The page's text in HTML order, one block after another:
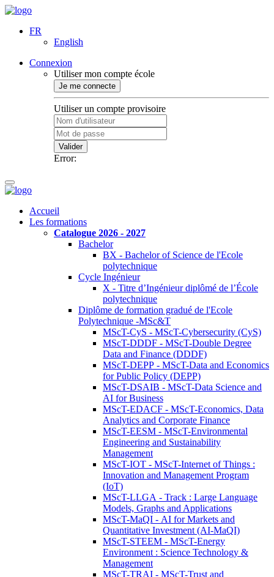
FR
English
Connexion
Utiliser mon compte école
Je me connecte
Utiliser un compte provisoire
Valider
Error:
Accueil
Les formations
Catalogue 2026 - 2027
Bachelor
BX - Bachelor of Science de l'Ecole
polytechnique
Cycle Ingénieur
X - Titre d’Ingénieur diplômé de l’École
polytechnique
Diplôme de formation gradué de l'Ecole
Polytechnique -MSc&T
MScT-CyS - MScT-Cybersecurity (CyS)
MScT-DDDF - MScT-Double Degree
Data and Finance (DDDF)
MScT-DEPP - MScT-Data and Economics
for Public Policy (DEPP)
MScT-DSAIB - MScT-Data Science and
AI for Business
MScT-EDACF - MScT-Economics, Data
Analytics and Corporate Finance
MScT-EESM - MScT-Environmental
Engineering and Sustainability
Management
MScT-IOT - MScT-Internet of Things :
Innovation and Management Program
(IoT)
MScT-LLGA - Track : Large Language
Models, Graphs and Applications
MScT-MaQI - AI for Markets and
Quantitative Investment (AI-MaQI)
MScT-STEEM - MScT-Energy
Environment : Science Technology &
Management
MScT-TRAI - MScT-Trust and